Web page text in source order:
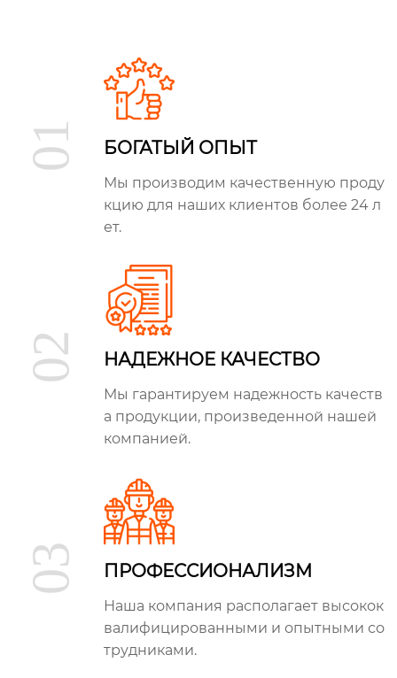
01 БОГАТЫЙ ОПЫТ
Мы производим качественную проду
кцию для наших клиентов более 24 л
ет.
02 НАДЕЖНОЕ КАЧЕСТВО
Мы гарантируем надежность качеств
а продукции, произведенной нашей
компанией.
03 ПРОФЕССИОНАЛИЗМ
Наша компания располагает высокок
валифицированными и опытными со
трудниками.